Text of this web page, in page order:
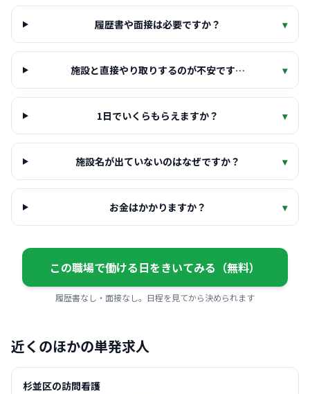
履歴書や面接は必要ですか？ ▾
施設と直接やり取りするのが不安です… ▾
1日でいくらもらえますか？ ▾
施設名が出ていないのはなぜですか？ ▾
お金はかかりますか？ ▾
この職場で働ける日をきいてみる（無料）
履歴書なし・面接なし。日程を見てから決められます
近くのほかの単発求人
杉並区の訪問看護